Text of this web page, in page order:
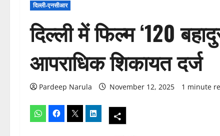
दिल्ली-एनसीआर
दिल्‍ली में फिल्म ‘120
आपराधिक शिकायत दर्ज
Pardeep Narula November 12, 2025 1 minute